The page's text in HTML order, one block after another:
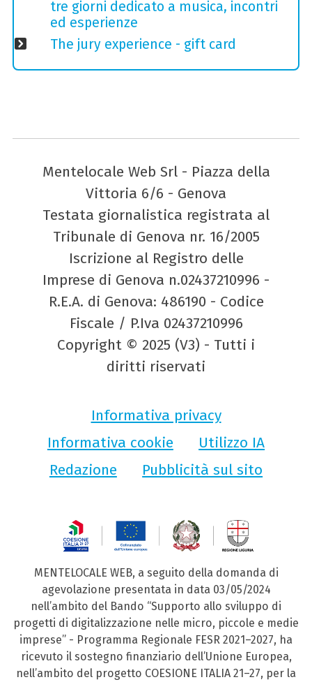
tre giorni dedicato a musica, incontri
ed esperienze
The jury experience - gift card
Mentelocale Web Srl - Piazza della
Vittoria 6/6 - Genova
Testata giornalistica registrata al
Tribunale di Genova nr. 16/2005
Iscrizione al Registro delle
Imprese di Genova n.02437210996 -
R.E.A. di Genova: 486190 - Codice
Fiscale / P.Iva 02437210996
Copyright © 2025 (V3) - Tutti i
diritti riservati
Informativa privacy
Informativa cookie
Utilizzo IA
Redazione
Pubblicità sul sito
MENTELOCALE WEB, a seguito della domanda di
agevolazione presentata in data 03/05/2024
nell’ambito del Bando “Supporto allo sviluppo di
progetti di digitalizzazione nelle micro, piccole e medie
imprese” - Programma Regionale FESR 2021–2027, ha
ricevuto il sostegno finanziario dell’Unione Europea,
nell’ambito del progetto COESIONE ITALIA 21–27, per la